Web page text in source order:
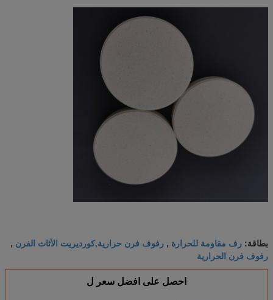
بطاقة: رف مقاومة للحرارة , رفوف فرن حرارية,كورديريت الأثاث الفرن ,
رفوف فرن الحرارية
احصل على افضل سعر ل